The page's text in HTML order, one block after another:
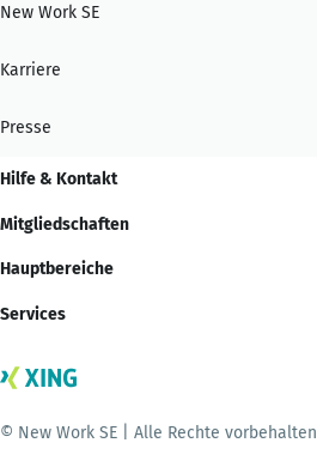
New Work SE
Karriere
Presse
Hilfe & Kontakt
Mitgliedschaften
Hauptbereiche
Services
© New Work SE | Alle Rechte vorbehalten